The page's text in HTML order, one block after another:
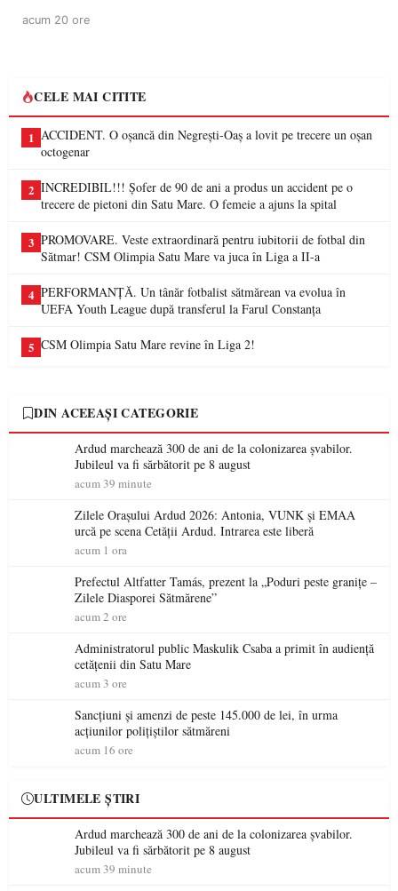
acum 20 ore
CELE MAI CITITE
1 ACCIDENT. O oșancă din Negrești-Oaș a lovit pe trecere un oșan
octogenar
2 INCREDIBIL!!! Șofer de 90 de ani a produs un accident pe o
trecere de pietoni din Satu Mare. O femeie a ajuns la spital
3 PROMOVARE. Veste extraordinară pentru iubitorii de fotbal din
Sătmar! CSM Olimpia Satu Mare va juca în Liga a II-a
4 PERFORMANȚĂ. Un tânăr fotbalist sătmărean va evolua în
UEFA Youth League după transferul la Farul Constanța
5 CSM Olimpia Satu Mare revine în Liga 2!
DIN ACEEAȘI CATEGORIE
Ardud marchează 300 de ani de la colonizarea șvabilor.
Jubileul va fi sărbătorit pe 8 august
acum 39 minute
Zilele Orașului Ardud 2026: Antonia, VUNK și EMAA
urcă pe scena Cetății Ardud. Intrarea este liberă
acum 1 ora
Prefectul Altfatter Tamás, prezent la „Poduri peste granițe –
Zilele Diasporei Sătmărene”
acum 2 ore
Administratorul public Maskulik Csaba a primit în audiență
cetățenii din Satu Mare
acum 3 ore
Sancțiuni și amenzi de peste 145.000 de lei, în urma
acțiunilor polițiștilor sătmăreni
acum 16 ore
ULTIMELE ȘTIRI
Ardud marchează 300 de ani de la colonizarea șvabilor.
Jubileul va fi sărbătorit pe 8 august
acum 39 minute